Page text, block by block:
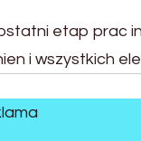
etap prac
i wszystkich